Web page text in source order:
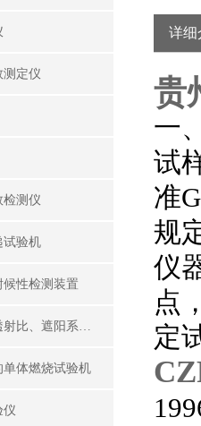
测定仪
检测仪
试验机
性检测装置
建筑玻璃可见光透射比、遮阳系数测定仪
体燃烧试验机
仪
详细
贵
一
试
准
规
仪
点
定